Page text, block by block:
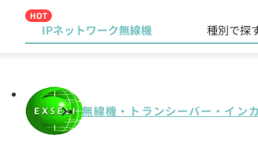
HOT
IPネットワーク無線機 種別で探
無線機・トランシーバー・イン